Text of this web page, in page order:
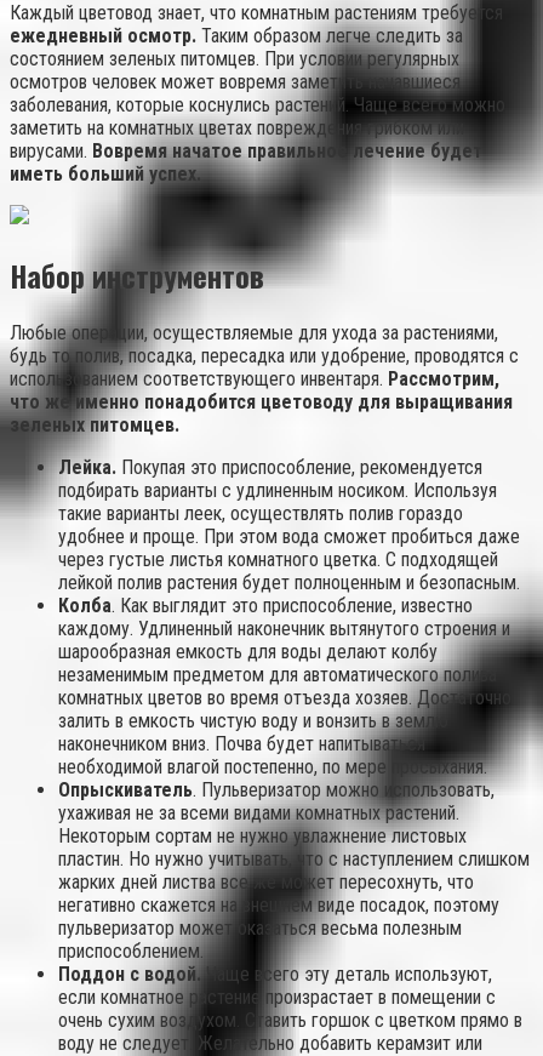
Каждый цветовод знает, что комнатным растениям требуется
ежедневный осмотр. Таким образом легче следить за
состоянием зеленых питомцев. При условии регулярных
осмотров человек может вовремя заметить начавшиеся
заболевания, которые коснулись растений. Чаще всего можно
заметить на комнатных цветах повреждения грибком или
вирусами. Вовремя начатое правильное лечение будет
иметь больший успех.
Набор инструментов
Любые операции, осуществляемые для ухода за растениями,
будь то полив, посадка, пересадка или удобрение, проводятся с
использованием соответствующего инвентаря. Рассмотрим,
что же именно понадобится цветоводу для выращивания
зеленых питомцев.
Лейка. Покупая это приспособление, рекомендуется
подбирать варианты с удлиненным носиком. Используя
такие варианты леек, осуществлять полив гораздо
удобнее и проще. При этом вода сможет пробиться даже
через густые листья комнатного цветка. С подходящей
лейкой полив растения будет полноценным и безопасным.
Колба. Как выглядит это приспособление, известно
каждому. Удлиненный наконечник вытянутого строения и
шарообразная емкость для воды делают колбу
незаменимым предметом для автоматического полива
комнатных цветов во время отъезда хозяев. Достаточно
залить в емкость чистую воду и вонзить в землю
наконечником вниз. Почва будет напитываться
необходимой влагой постепенно, по мере просыхания.
Опрыскиватель. Пульверизатор можно использовать,
ухаживая не за всеми видами комнатных растений.
Некоторым сортам не нужно увлажнение листовых
пластин. Но нужно учитывать, что с наступлением слишком
жарких дней листва все же может пересохнуть, что
негативно скажется на внешнем виде посадок, поэтому
пульверизатор может оказаться весьма полезным
приспособлением.
Поддон с водой. Чаще всего эту деталь используют,
если комнатное растение произрастает в помещении с
очень сухим воздухом. Ставить горшок с цветком прямо в
воду не следует. Желательно добавить керамзит или